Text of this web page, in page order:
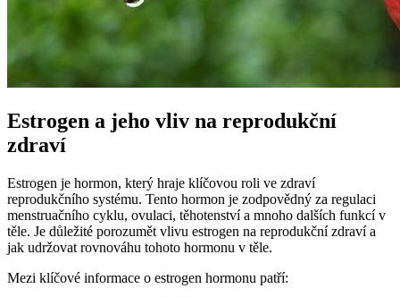
Estrogen a jeho vliv na reprodukční
zdraví
Estrogen je hormon, který hraje klíčovou roli ve zdraví
reprodukčního systému. Tento hormon je zodpovědný za regulaci
menstruačního cyklu, ovulaci, těhotenství a mnoho dalších funkcí v
těle. Je důležité porozumět vlivu estrogen na reprodukční zdraví a
jak udržovat rovnováhu tohoto hormonu v těle.
Mezi klíčové informace o estrogen hormonu patří: